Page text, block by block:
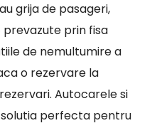
grija de pasageri,
prin fisa
de nemultumire a
o rezervare la
Autocarele si
perfecta pentru